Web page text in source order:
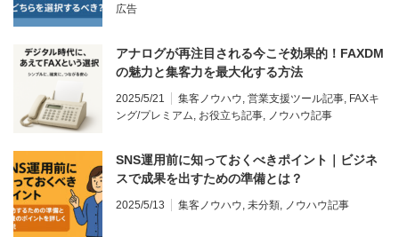
広告
アナログが再注目される今こそ効果的！FAXDM
の魅力と集客力を最大化する方法
2025/5/21 集客ノウハウ, 営業支援ツール記事, FAXキ
ング/プレミアム, お役立ち記事, ノウハウ記事
SNS運用前に知っておくべきポイント｜ビジネ
スで成果を出すための準備とは？
2025/5/13 集客ノウハウ, 未分類, ノウハウ記事